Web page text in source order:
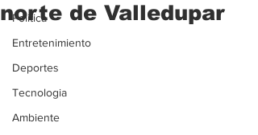
Politica
Entretenimiento
Deportes
Tecnologia
Ambiente
norte de Valledupar